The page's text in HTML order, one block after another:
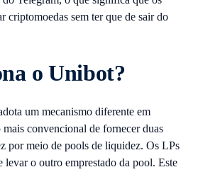
criptomoedas sem ter que de sair do
o Unibot?
um mecanismo diferente em
convencional de fornecer duas
por meio de pools de liquidez. Os LPs
levar o outro emprestado da pool. Este